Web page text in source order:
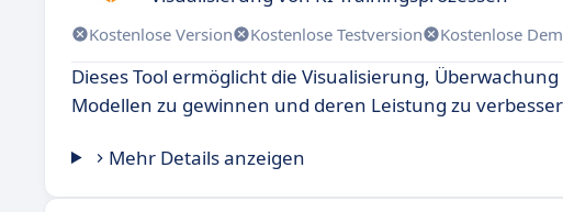
Kostenlose Version Kostenlose Testversion Kostenlose
Dieses Tool ermöglicht die Visualisierung,
Modellen zu gewinnen und deren Leistung zu
Mehr Details anzeigen